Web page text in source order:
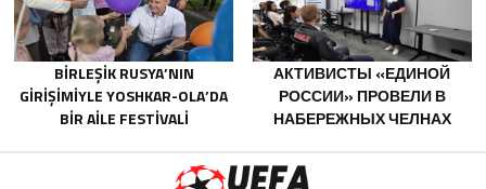
BIRLEŞIK RUSYA’NIN
GIRIŞIMIYLE YOSHKAR-OLA’DA
BIR AILE FESTIVALI
АКТИВИСТЫ «ЕДИНОЙ
РОССИИ» ПРОВЕЛИ В
НАБЕРЕЖНЫХ ЧЕЛНАХ
МЕРОПРИЯТИЯ ДЛЯ